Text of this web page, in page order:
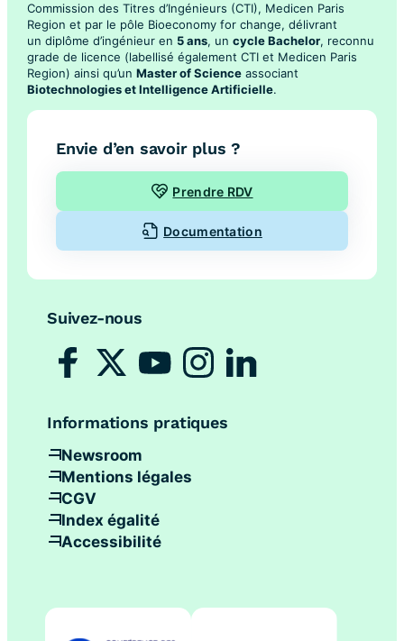
Commission des Titres d’Ingénieurs (CTI), Medicen Paris
Region et par le pôle Bioeconomy for change, délivrant
un diplôme d’ingénieur en 5 ans, un cycle Bachelor, reconnu
grade de licence (labellisé également CTI et Medicen Paris
Region) ainsi qu’un Master of Science associant
Biotechnologies et Intelligence Artificielle.
Envie d’en savoir plus ?
Prendre RDV
Documentation
Suivez-nous
Informations pratiques
Newsroom
Mentions légales
CGV
Index égalité
Accessibilité